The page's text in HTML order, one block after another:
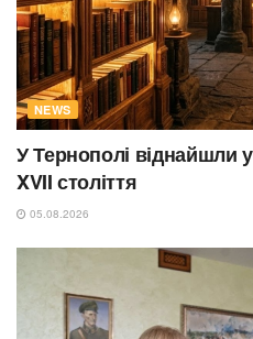
NEWS
У Тернополі віднайшли
XVII століття
05.08.2026